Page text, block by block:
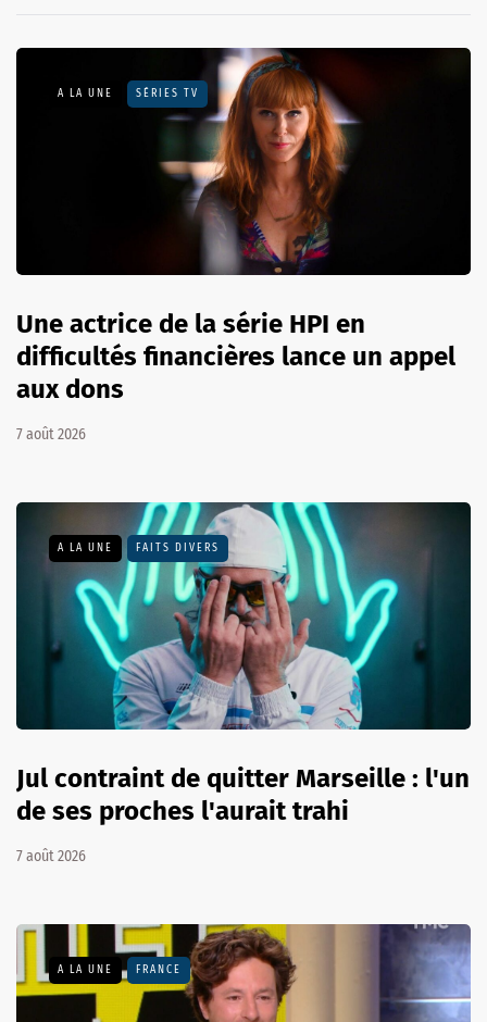
A LA UNE SÉRIES TV
Une actrice de la série HPI en
difficultés financières lance un appel
aux dons
7 août 2026
A LA UNE FAITS DIVERS
Jul contraint de quitter Marseille : l'un
de ses proches l'aurait trahi
7 août 2026
A LA UNE FRANCE